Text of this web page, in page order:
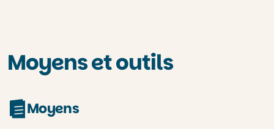
Moyens et outils
Moyens